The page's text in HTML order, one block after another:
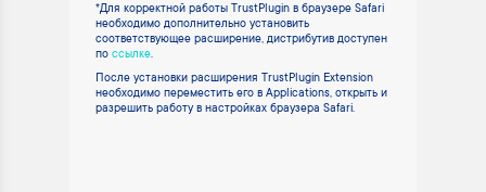
*Для корректной работы TrustPlugin в браузере Safari
необходимо дополнительно установить
соответствующее расширение, дистрибутив доступен
по ссылке.
После установки расширения TrustPlugin Extension
необходимо переместить его в Applications, открыть и
разрешить работу в настройках браузера Safari.